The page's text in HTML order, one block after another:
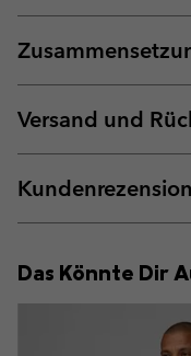
Versand und
Das Könnte Dir